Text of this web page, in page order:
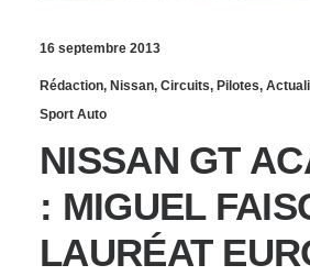
16 septembre 2013
Rédaction, Nissan, Circuits, Pilotes,
Sport Auto
NISSAN GT
: MIGUEL
LAURÉAT